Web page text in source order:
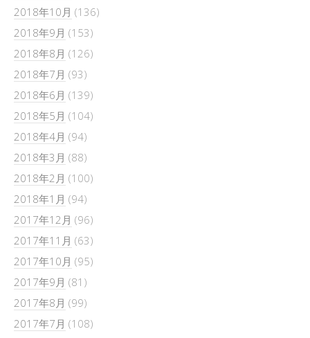
2018年10月 (136)
2018年9月 (153)
2018年8月 (126)
2018年7月 (93)
2018年6月 (139)
2018年5月 (104)
2018年4月 (94)
2018年3月 (88)
2018年2月 (100)
2018年1月 (94)
2017年12月 (96)
2017年11月 (63)
2017年10月 (95)
2017年9月 (81)
2017年8月 (99)
2017年7月 (108)